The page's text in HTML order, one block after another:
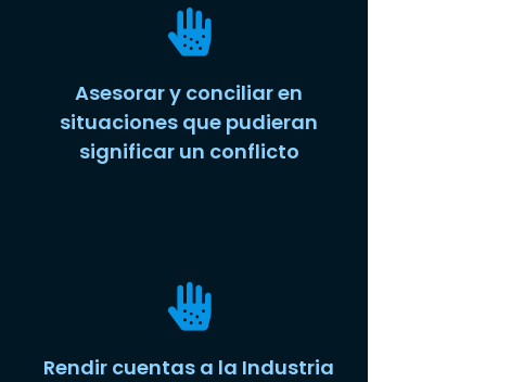
Asesorar y conciliar en
situaciones que pudieran
significar un conflicto
Rendir cuentas a la Industria